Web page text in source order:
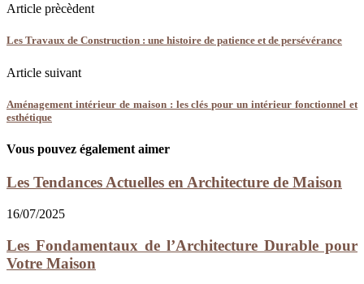
Article prècèdent
Les Travaux de Construction : une histoire de patience et de persévérance
Article suivant
Aménagement intérieur de maison : les clés pour un intérieur fonctionnel et
esthétique
Vous pouvez également aimer
Les Tendances Actuelles en Architecture de Maison
16/07/2025
Les Fondamentaux de l’Architecture Durable pour
Votre Maison